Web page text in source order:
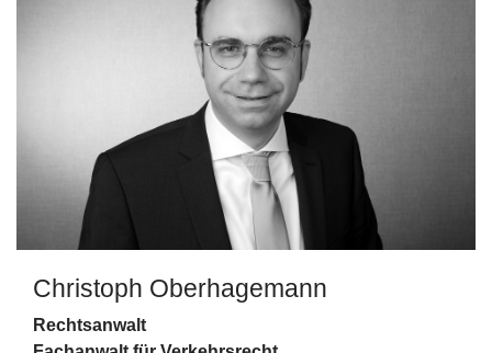
Christoph Oberhagemann
Rechtsanwalt